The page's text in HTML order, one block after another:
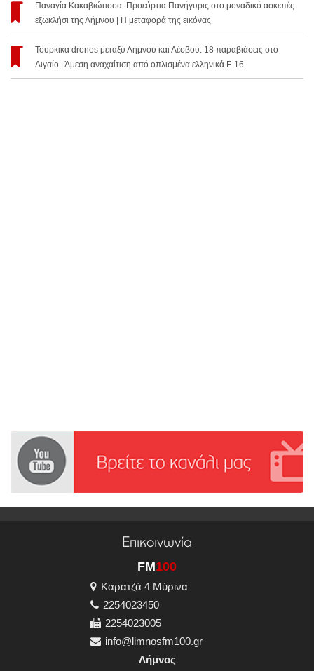
Παναγία Κακαβιώτισσα: Προεόρτια Πανήγυρις στο μοναδικό ασκεπές
εξωκλήσι της Λήμνου | Η μεταφορά της εικόνας
Τουρκικά drones μεταξύ Λήμνου και Λέσβου: 18 παραβιάσεις στο
Αιγαίο | Άμεση αναχαίτιση από οπλισμένα ελληνικά F-16
Επικοινωνία
FM100
Καρατζά 4 Μύρινα
2254023450
2254023005
info@limnosfm100.gr
Λήμνος